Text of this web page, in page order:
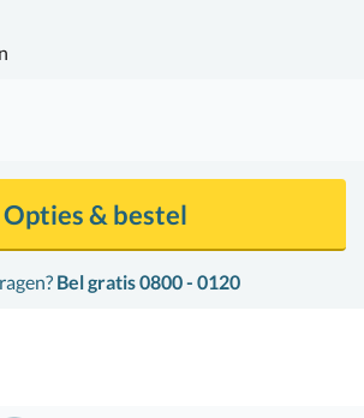
Bel gratis 0800 - 0120
Opties & bestel